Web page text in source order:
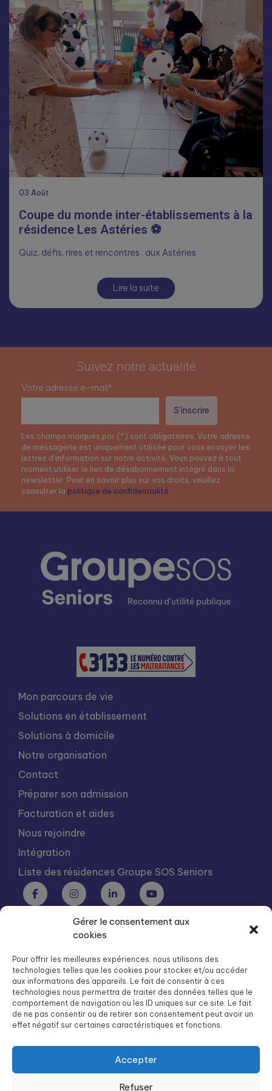
Gérer le consentement aux
cookies
Pour offrir les meilleures expériences, nous utilisons des
technologies telles que les cookies pour stocker et/ou accéder
aux informations des appareils. Le fait de consentir à ces
technologies nous permettra de traiter des données telles que le
comportement de navigation ou les ID uniques sur ce site. Le fait
de ne pas consentir ou de retirer son consentement peut avoir un
effet négatif sur certaines caractéristiques et fonctions.
Accepter
Refuser
03 Août
Coupe du monde inter-établissements à la
résidence Les Astéries ⚽
Quiz, défis, rires et rencontres : aux Astéries
Lire la suite
Suivez notre actualité
Votre adresse e-mail*
Les champs marqués par (*) sont obligatoires. Votre adresse
de messagerie est uniquement utilisée pour vous envoyer les
lettres d’information sur notre activité. Vous pouvez à tout
moment utiliser le lien de désabonnement intégré dans la
newsletter. Pour en savoir plus sur vos droits, veuillez
consulter la politique de confidentialité
Mon parcours de vie
Solutions en établissement
Solutions à domicile
Notre organisation
Contact
Préparer son admission
Facturation et aides
Nous rejoindre
Intégration
Liste des résidences Groupe SOS Seniors
Groupe SOS Seniors est une association du Groupe SOS
dg.seniors@groupe-sos.org
ARPAVIE est une association du Groupe SOS